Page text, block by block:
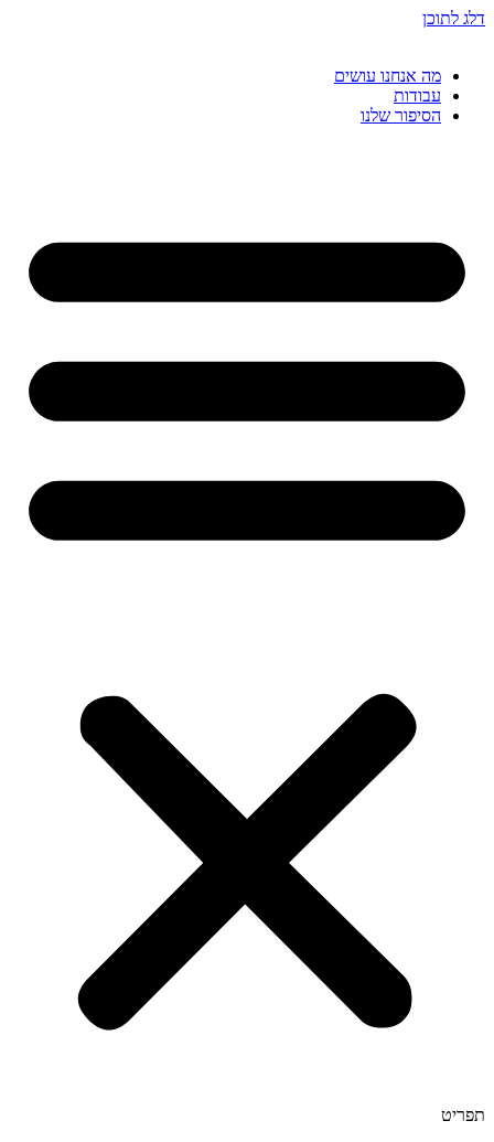
דלג לתוכן
מה אנחנו עושים
עבודות
הסיפור שלנו
תפריט